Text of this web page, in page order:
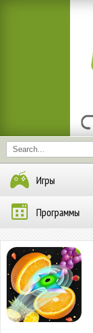
Игры
Программы